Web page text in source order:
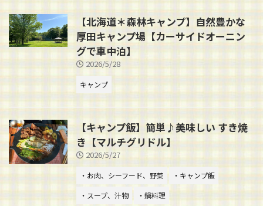
【北海道＊森林キャンプ】自然豊かな
厚田キャンプ場【カーサイドオーニン
グで車中泊】
2026/5/28
キャンプ
【キャンプ飯】簡単♪美味しい すき焼
き【マルチグリドル】
2026/5/27
・お肉、シーフード、野菜
・キャンプ飯
・スープ、汁物
・鍋料理